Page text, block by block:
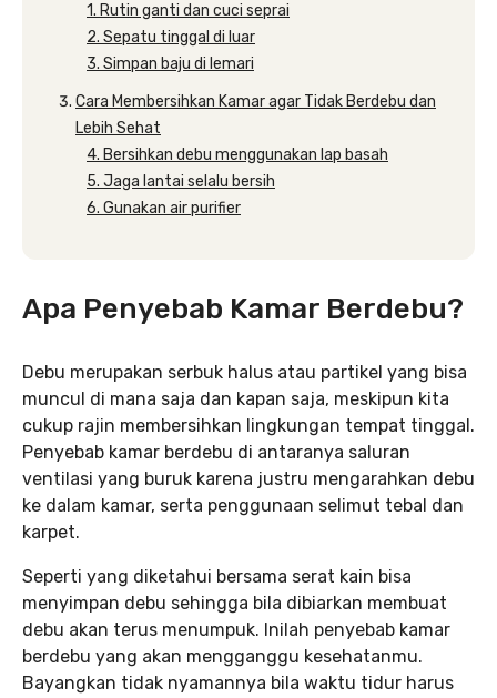
1. Rutin ganti dan cuci seprai
2. Sepatu tinggal di luar
3. Simpan baju di lemari
Cara Membersihkan Kamar agar Tidak Berdebu dan
Lebih Sehat
4. Bersihkan debu menggunakan lap basah
5. Jaga lantai selalu bersih
6. Gunakan air purifier
Apa Penyebab Kamar Berdebu?
Debu merupakan serbuk halus atau partikel yang bisa
muncul di mana saja dan kapan saja, meskipun kita
cukup rajin membersihkan lingkungan tempat tinggal.
Penyebab kamar berdebu di antaranya saluran
ventilasi yang buruk karena justru mengarahkan debu
ke dalam kamar, serta penggunaan selimut tebal dan
karpet.
Seperti yang diketahui bersama serat kain bisa
menyimpan debu sehingga bila dibiarkan membuat
debu akan terus menumpuk. Inilah penyebab kamar
berdebu yang akan mengganggu kesehatanmu.
Bayangkan tidak nyamannya bila waktu tidur harus